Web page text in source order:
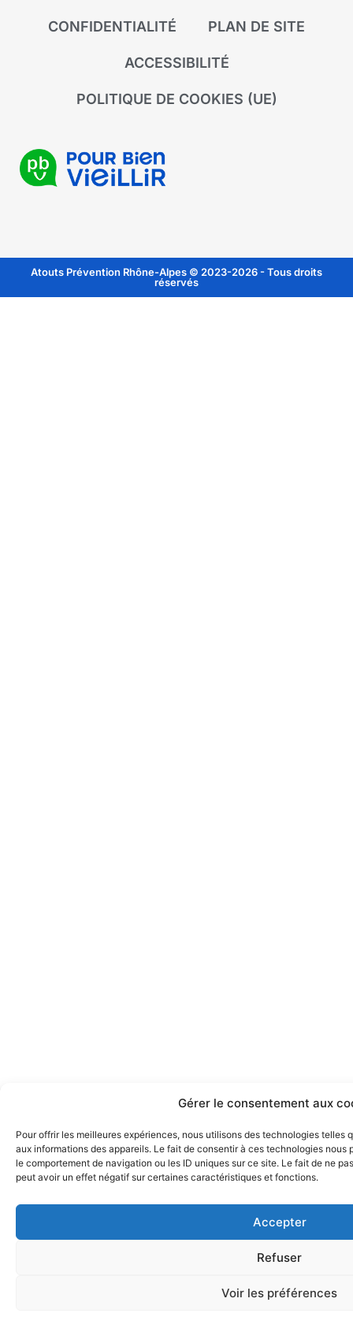
Gérer le consentement aux
Pour offrir les meilleures expériences, nous utilisons des technologies
aux informations des appareils. Le fait de consentir à ces technologies nous
le comportement de navigation ou les ID uniques sur ce site. Le fait de ne
peut avoir un effet négatif sur certaines caractéristiques et fonctions.
Accepter
Refuser
Voir les préférences
CONFIDENTIALITÉ PLAN DE SITE
ACCESSIBILITÉ
POLITIQUE DE COOKIES (UE)
Atouts Prévention Rhône-Alpes © 2023-2026 - Tous droits
réservés